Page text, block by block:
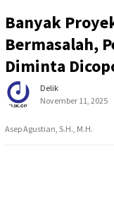
Banyak
Bermasalah,
Diminta
Delik
November 11, 2025
Asep Agustian, S.H., M.H.